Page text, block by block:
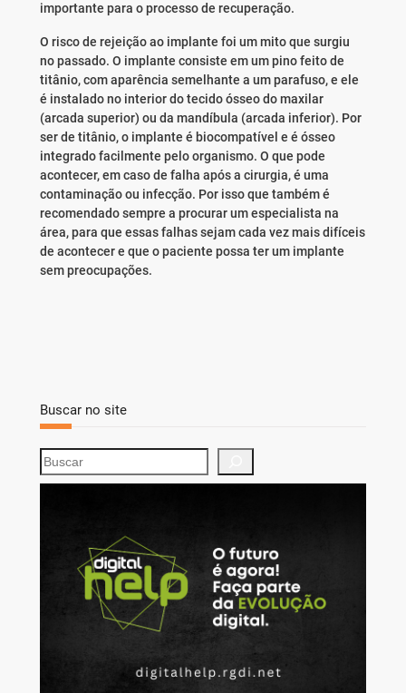
importante para o processo de recuperação.
O risco de rejeição ao implante foi um mito que surgiu
no passado. O implante consiste em um pino feito de
titânio, com aparência semelhante a um parafuso, e ele
é instalado no interior do tecido ósseo do maxilar
(arcada superior) ou da mandíbula (arcada inferior). Por
ser de titânio, o implante é biocompatível e é ósseo
integrado facilmente pelo organismo. O que pode
acontecer, em caso de falha após a cirurgia, é uma
contaminação ou infecção. Por isso que também é
recomendado sempre a procurar um especialista na
área, para que essas falhas sejam cada vez mais difíceis
de acontecer e que o paciente possa ter um implante
sem preocupações.
Buscar no site
S
e